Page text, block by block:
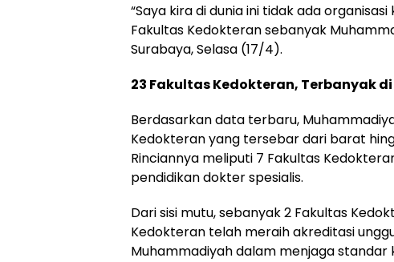
“Saya kira di dunia ini tidak ada
Fakultas Kedokteran sebanyak
Surabaya, Selasa (17/4).
23 Fakultas Kedokteran, Terbanyak
Berdasarkan data terbaru,
Kedokteran yang tersebar dari barat
Rinciannya meliputi 7 Fakultas
pendidikan dokter spesialis.
Dari sisi mutu, sebanyak 2 Fakultas
Kedokteran telah meraih akreditasi
Muhammadiyah dalam menjaga standar